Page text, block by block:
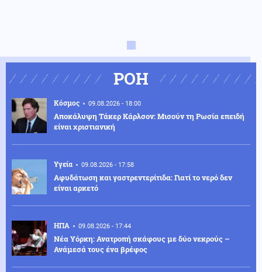
ΡΟΗ
Κόσμος 09.08.2026 - 18:00
Αποκάλυψη Τάκερ Κάρλσον: Μισούν τη Ρωσία επειδή
είναι χριστιανική
Υγεία 09.08.2026 - 17:58
Αφυδάτωση και γαστρεντερίτιδα: Γιατί το νερό δεν
είναι αρκετό
ΗΠΑ 09.08.2026 - 17:44
Νέα Υόρκη: Ανατροπή σκάφους με δύο νεκρούς –
Ανάμεσά τους ένα βρέφος